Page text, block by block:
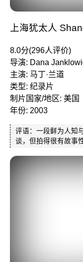
上海犹太人
8.0分(296人评价)
导演: Dana
主演: 马丁·兰道
类型: 纪录片
制片国家/地区: 美国
年份: 2003
评语：一段鲜为人知
谈，但拍得很有故事性